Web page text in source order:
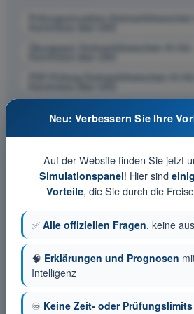
Prüfungssimulation
Übungsquiz Drohnenführerschein A1/A3
PDF-Prüfung Drohnenführerschein A1/
Neu: Verbessern Sie Ihre
Auf der Website finden Sie jetzt
Simulationspanel! Hier sind
Vorteile, die Sie durch die
✅ Alle offiziellen Fragen, keine
🧠 Erklärungen und Prognosen
Intelligenz
♾️ Keine Zeit- oder Prüfungslimits